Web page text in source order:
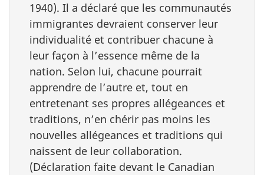
1940). Il a déclaré que les communautés
immigrantes devraient conserver leur
individualité et contribuer chacune à
leur façon à l’essence même de la
nation. Selon lui, chacune pourrait
apprendre de l’autre et, tout en
entretenant ses propres allégeances et
traditions, n’en chérir pas moins les
nouvelles allégeances et traditions qui
naissent de leur collaboration.
(Déclaration faite devant le Canadian